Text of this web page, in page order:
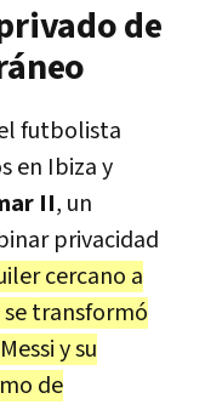
de
futbolista
en Ibiza y
II, un
privacidad
cercano a
se transformó
y su
de